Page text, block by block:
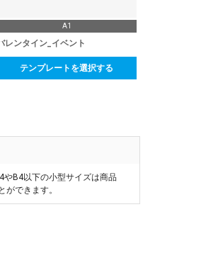
A1
レンタイン_イベント
テンプレートを選択する
B4以下の小型サイズは商品
できます。